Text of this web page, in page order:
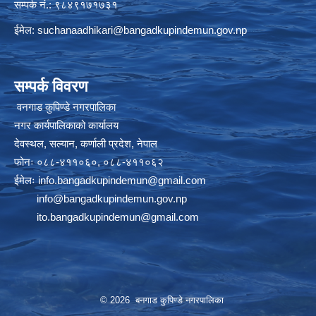
सम्पर्क नं.: ९८४९१७१७३१
ईमेल: suchanaadhikari@bangadkupindemun.gov.np
सम्पर्क विवरण
वनगाड कुपिण्डे नगरपालिका
नगर कार्यपालिकाको कार्यालय
देवस्थल, सल्यान, कर्णाली प्रदेश, नेपाल
फोनः ०८८-४११०६०, ०८८-४११०६२
ईमेलःinfo.bangadkupindemun@gmail.com
info@bangadkupindemun.gov.np
ito.bangadkupindemun@gmail.com
© 2026 बनगाड कुपिण्डे नगरपालिका